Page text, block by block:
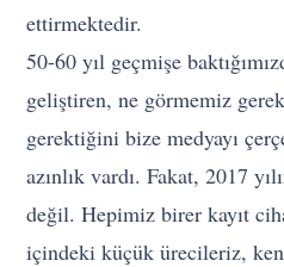
ettirmektedir.
50-60 yıl geçmişe
geliştiren, ne görmemiz
gerektiğini bize medyayı
azınlık vardı. Fakat, 2017
değil. Hepimiz birer kayıt
içindeki küçük ürecileriz,